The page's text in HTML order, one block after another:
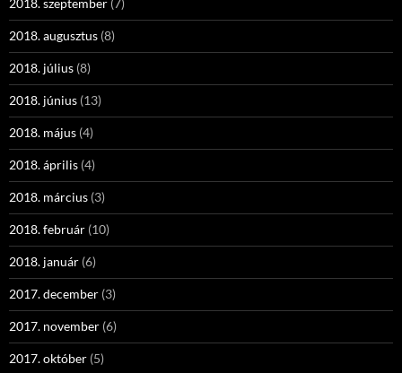
2018. szeptember (7)
2018. augusztus (8)
2018. július (8)
2018. június (13)
2018. május (4)
2018. április (4)
2018. március (3)
2018. február (10)
2018. január (6)
2017. december (3)
2017. november (6)
2017. október (5)